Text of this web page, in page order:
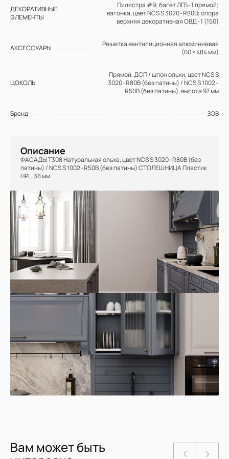
ДЕКОРАТИВНЫЕ
ЭЛЕМЕНТЫ
Пилястра #9; багет ЛГБ - 1 прямой;
вагонка, цвет NCS S 3020 - R80B; опора
верхняя декоративная ОВД - 1 (150)
АКСЕССУАРЫ
Решетка вентиляционная алюминиевая
(60 × 484 мм)
ЦОКОЛЬ
Прямой, ДСП / шпон ольхи, цвет NCS S
3020 - R80B (без патины) / NCS S 1002 -
R50B (без патины), высота 97 мм
Бренд ЗОВ
Описание
ФАСАДЫ Т308 Натуральная ольха, цвет NCS S 3020 - R80B (без
патины) / NCS S 1002 - R50B (без патины) СТОЛЕШНИЦА Пластик
HPL, 38 мм
Вам может быть